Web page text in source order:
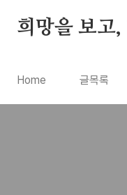
희망을 보고,
Home 글목록